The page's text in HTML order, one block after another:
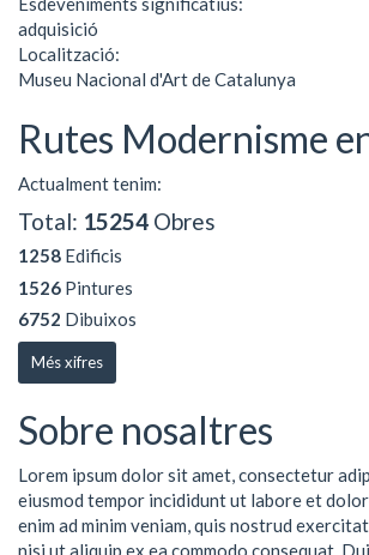
adquisició
Localització:
Museu Nacional d'Art de Catalunya
Rutes Modernisme
Actualment tenim:
Total: 15254 Obres
1258 Edificis
1526 Pintures
6752 Dibuixos
Més xifres
Sobre nosaltres
Lorem ipsum dolor sit amet, consectetur
eiusmod tempor incididunt ut labore et
enim ad minim veniam, quis nostrud
nisi ut aliquip ex ea commodo consequat.